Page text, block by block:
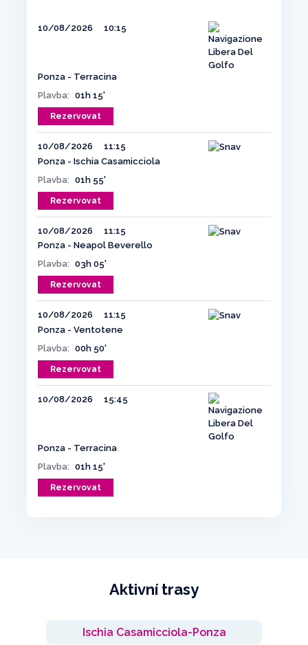
10/08/2026 10:15
Ponza - Terracina
Plavba: 01h 15'
Rezervovat
10/08/2026
11:15
Ponza - Ischia Casamicciola
Plavba: 01h 55'
Rezervovat
10/08/2026
11:15
Ponza - Neapol Beverello
Plavba: 03h 05'
Rezervovat
10/08/2026
11:15
Ponza - Ventotene
Plavba: 00h 50'
Rezervovat
10/08/2026 15:45
Ponza - Terracina
Plavba: 01h 15'
Rezervovat
Aktivní trasy
Ischia Casamicciola-Ponza